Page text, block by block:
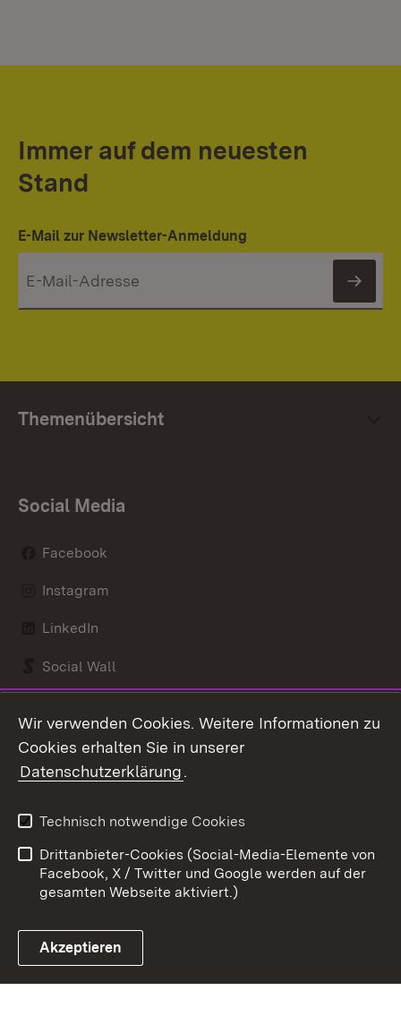
Immer auf dem neuesten
Stand
E-Mail zur Newsletter-Anmeldung
Themenübersicht
Social Media
Facebook
Instagram
LinkedIn
Social Wall
Link zum Landesportal
Kontakt
Barrierefreiheit
Impressum
Cookies
Wir verwenden Cookies. Weitere Informationen zu
Cookies erhalten Sie in unserer
Datenschutzerklärung.
Technisch notwendige Cookies
Drittanbieter-Cookies (Social-Media-Elemente von
Facebook, X / Twitter und Google werden auf der
gesamten Webseite aktiviert.)
Akzeptieren